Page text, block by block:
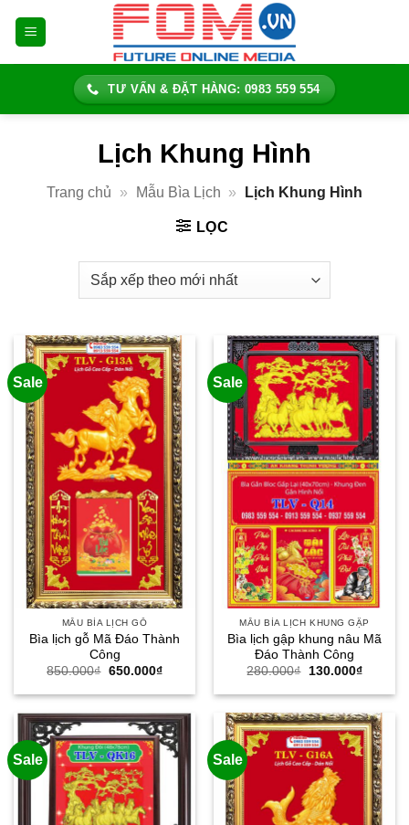
TƯ VẤN & ĐẶT HÀNG: 0983 559 554
Lịch Khung Hình
Trang chủ » Mẫu Bìa Lịch » Lịch Khung Hình
LỌC
Sale
MẪU BÌA LỊCH GỖ
Bìa lịch gỗ Mã Đáo Thành
Công
850.000₫ Giá
là:
650.000₫Giá
tại
650.000₫.
Sale
MẪU BÌA LỊCH KHUNG GẬP
Bìa lịch gập khung nâu Mã
Đáo Thành Công
280.000₫
Giá
là:
130.000₫Giá
tại
Sale Sale